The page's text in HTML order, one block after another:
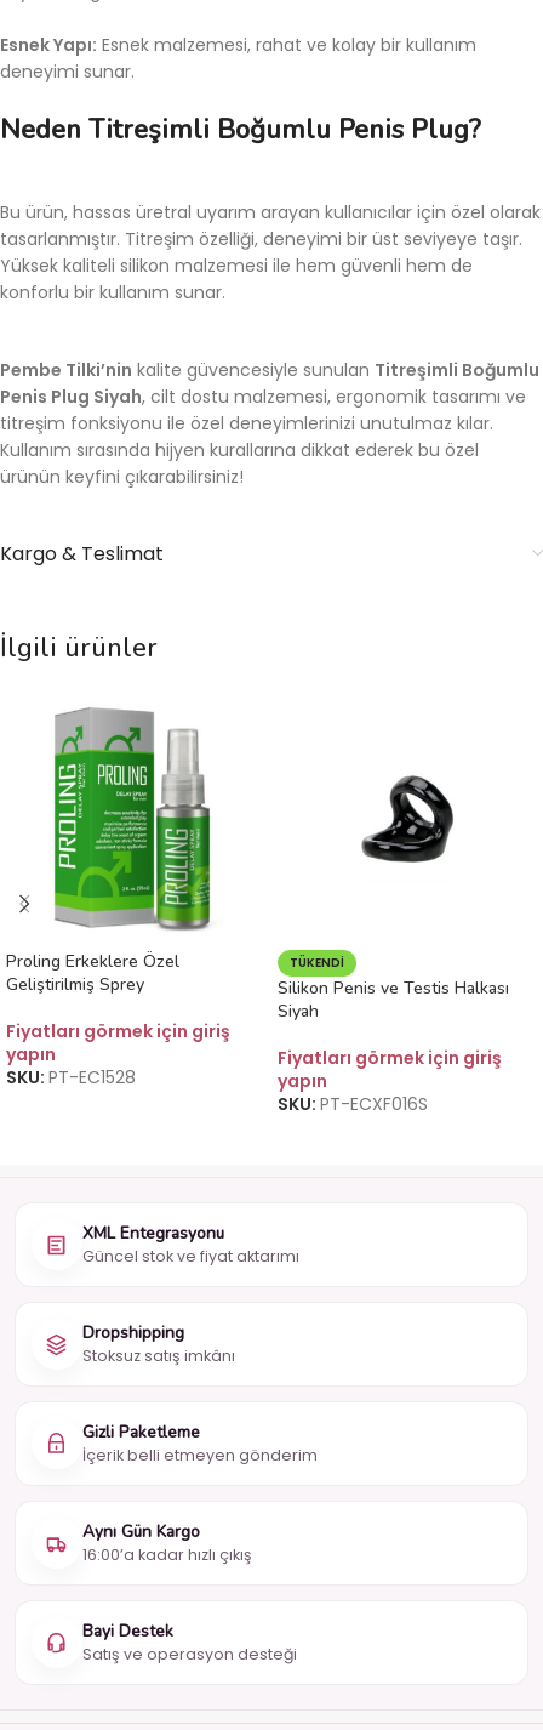
Esnek Yapı: Esnek malzemesi, rahat ve kolay bir kullanım
deneyimi sunar.
Neden Titreşimli Boğumlu Penis Plug?
Bu ürün, hassas üretral uyarım arayan kullanıcılar için özel olarak
tasarlanmıştır. Titreşim özelliği, deneyimi bir üst seviyeye taşır.
Yüksek kaliteli silikon malzemesi ile hem güvenli hem de
konforlu bir kullanım sunar.
Pembe Tilki’nin kalite güvencesiyle sunulan Titreşimli Boğumlu
Penis Plug Siyah, cilt dostu malzemesi, ergonomik tasarımı ve
titreşim fonksiyonu ile özel deneyimlerinizi unutulmaz kılar.
Kullanım sırasında hijyen kurallarına dikkat ederek bu özel
ürünün keyfini çıkarabilirsiniz!
Kargo & Teslimat
İlgili ürünler
Proling Erkeklere Özel
Geliştirilmiş Sprey
Fiyatları görmek için giriş
yapın
SKU: PT-EC1528
TÜKENDI
Silikon Penis ve Testis Halkası
Siyah
Fiyatları görmek için giriş
yapın
SKU: PT-ECXF016S
XML Entegrasyonu
Güncel stok ve fiyat aktarımı
Dropshipping
Stoksuz satış imkânı
Gizli Paketleme
İçerik belli etmeyen gönderim
Aynı Gün Kargo
16:00’a kadar hızlı çıkış
Bayi Destek
Satış ve operasyon desteği